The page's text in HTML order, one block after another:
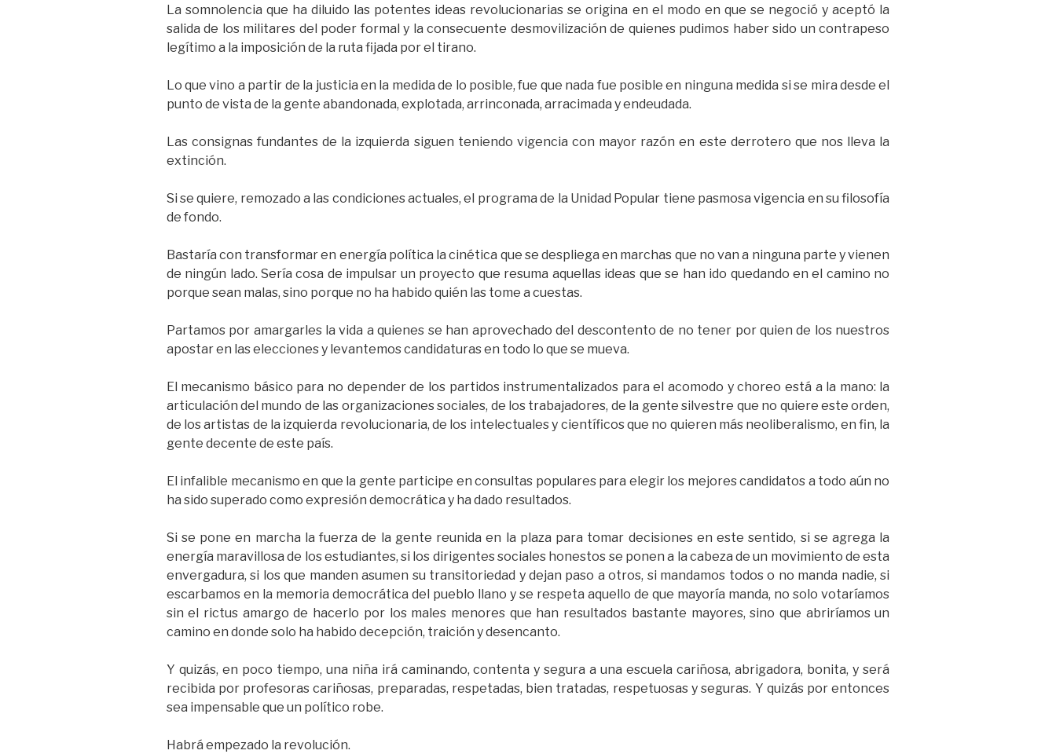
La somnolencia que ha diluido las potentes ideas revolucionarias se origina en el modo en que se negoció y aceptó la
salida de los militares del poder formal y la consecuente desmovilización de quienes pudimos haber sido un contrapeso
legítimo a la imposición de la ruta fijada por el tirano.
Lo que vino a partir de la justicia en la medida de lo posible, fue que nada fue posible en ninguna medida si se mira desde el
punto de vista de la gente abandonada, explotada, arrinconada, arracimada y endeudada.
Las consignas fundantes de la izquierda siguen teniendo vigencia con mayor razón en este derrotero que nos lleva la
extinción.
Si se quiere, remozado a las condiciones actuales, el programa de la Unidad Popular tiene pasmosa vigencia en su filosofía
de fondo.
Bastaría con transformar en energía política la cinética que se despliega en marchas que no van a ninguna parte y vienen
de ningún lado. Sería cosa de impulsar un proyecto que resuma aquellas ideas que se han ido quedando en el camino no
porque sean malas, sino porque no ha habido quién las tome a cuestas.
Partamos por amargarles la vida a quienes se han aprovechado del descontento de no tener por quien de los nuestros
apostar en las elecciones y levantemos candidaturas en todo lo que se mueva.
El mecanismo básico para no depender de los partidos instrumentalizados para el acomodo y choreo está a la mano: la
articulación del mundo de las organizaciones sociales, de los trabajadores, de la gente silvestre que no quiere este orden,
de los artistas de la izquierda revolucionaria, de los intelectuales y científicos que no quieren más neoliberalismo, en fin, la
gente decente de este país.
El infalible mecanismo en que la gente participe en consultas populares para elegir los mejores candidatos a todo aún no
ha sido superado como expresión democrática y ha dado resultados.
Si se pone en marcha la fuerza de la gente reunida en la plaza para tomar decisiones en este sentido, si se agrega la
energía maravillosa de los estudiantes, si los dirigentes sociales honestos se ponen a la cabeza de un movimiento de esta
envergadura, si los que manden asumen su transitoriedad y dejan paso a otros, si mandamos todos o no manda nadie, si
escarbamos en la memoria democrática del pueblo llano y se respeta aquello de que mayoría manda, no solo votaríamos
sin el rictus amargo de hacerlo por los males menores que han resultados bastante mayores, sino que abriríamos un
camino en donde solo ha habido decepción, traición y desencanto.
Y quizás, en poco tiempo, una niña irá caminando, contenta y segura a una escuela cariñosa, abrigadora, bonita, y será
recibida por profesoras cariñosas, preparadas, respetadas, bien tratadas, respetuosas y seguras. Y quizás por entonces
sea impensable que un político robe.
Habrá empezado la revolución.